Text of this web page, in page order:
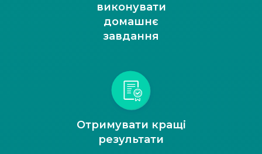
виконувати
домашнє
завдання
Отримувати кращі
результати